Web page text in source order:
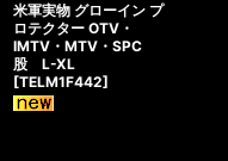
米軍実物 グローイン プ
ロテクター OTV・
IMTV・MTV・SPC
股 L-XL
[TELM1F442]